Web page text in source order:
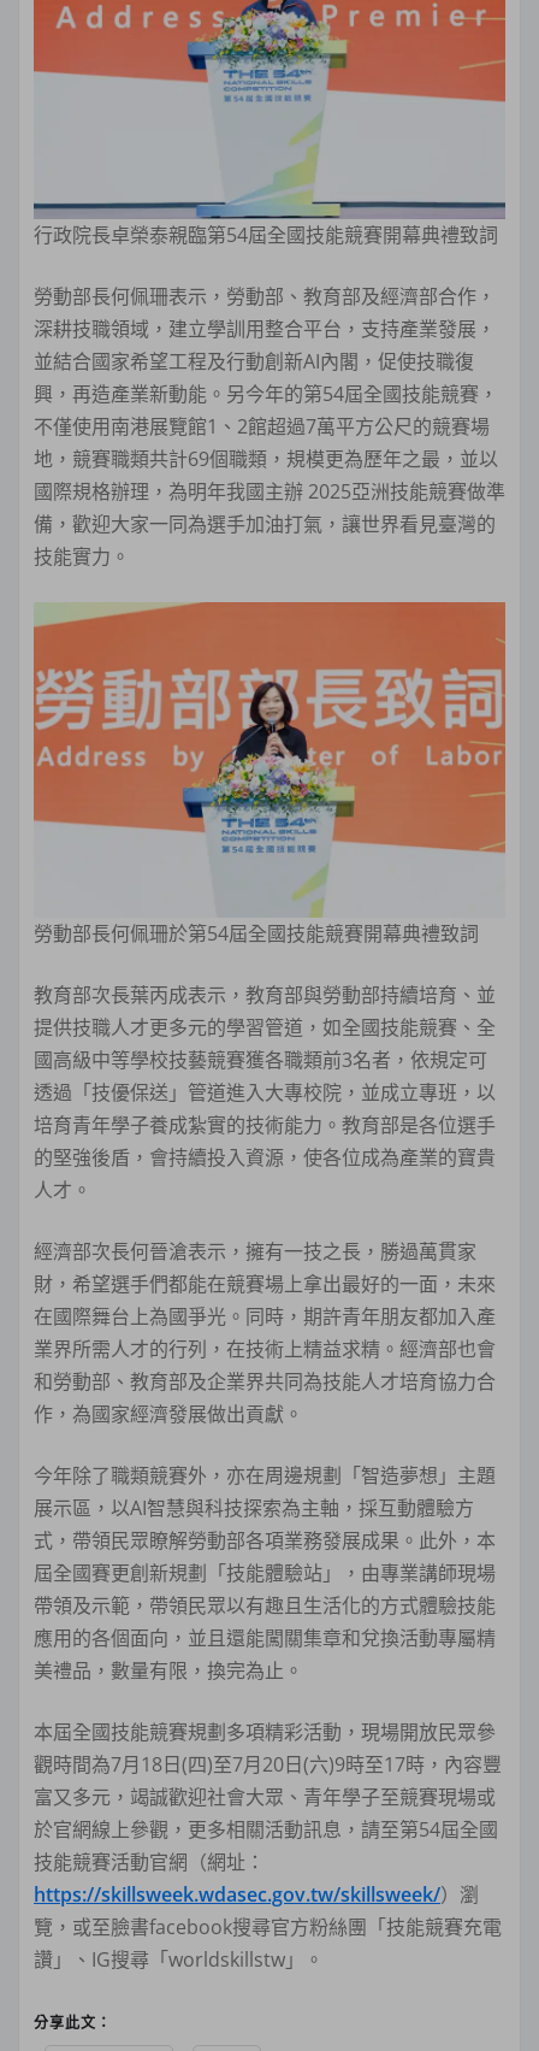
行政院長卓榮泰親臨第54屆全國技能競賽開幕典禮致詞
勞動部長何佩珊表示，勞動部、教育部及經濟部合作，
深耕技職領域，建立學訓用整合平台，支持產業發展，
並結合國家希望工程及行動創新AI內閣，促使技職復
興，再造產業新動能。另今年的第54屆全國技能競賽，
不僅使用南港展覽館1、2館超過7萬平方公尺的競賽場
地，競賽職類共計69個職類，規模更為歷年之最，並以
國際規格辦理，為明年我國主辦 2025亞洲技能競賽做準
備，歡迎大家一同為選手加油打氣，讓世界看見臺灣的
技能實力。
勞動部長何佩珊於第54屆全國技能競賽開幕典禮致詞
教育部次長葉丙成表示，教育部與勞動部持續培育、並
提供技職人才更多元的學習管道，如全國技能競賽、全
國高級中等學校技藝競賽獲各職類前3名者，依規定可
透過「技優保送」管道進入大專校院，並成立專班，以
培育青年學子養成紮實的技術能力。教育部是各位選手
的堅強後盾，會持續投入資源，使各位成為產業的寶貴
人才。
經濟部次長何晉滄表示，擁有一技之長，勝過萬貫家
財，希望選手們都能在競賽場上拿出最好的一面，未來
在國際舞台上為國爭光。同時，期許青年朋友都加入產
業界所需人才的行列，在技術上精益求精。經濟部也會
和勞動部、教育部及企業界共同為技能人才培育協力合
作，為國家經濟發展做出貢獻。
今年除了職類競賽外，亦在周邊規劃「智造夢想」主題
展示區，以AI智慧與科技探索為主軸，採互動體驗方
式，帶領民眾瞭解勞動部各項業務發展成果。此外，本
屆全國賽更創新規劃「技能體驗站」，由專業講師現場
帶領及示範，帶領民眾以有趣且生活化的方式體驗技能
應用的各個面向，並且還能闖關集章和兌換活動專屬精
美禮品，數量有限，換完為止。
本屆全國技能競賽規劃多項精彩活動，現場開放民眾參
觀時間為7月18日(四)至7月20日(六)9時至17時，內容豐
富又多元，竭誠歡迎社會大眾、青年學子至競賽現場或
於官網線上參觀，更多相關活動訊息，請至第54屆全國
技能競賽活動官網（網址：
https://skillsweek.wdasec.gov.tw/skillsweek/）瀏
覽，或至臉書facebook搜尋官方粉絲團「技能競賽充電
讚」、IG搜尋「worldskillstw」。
分享此文：